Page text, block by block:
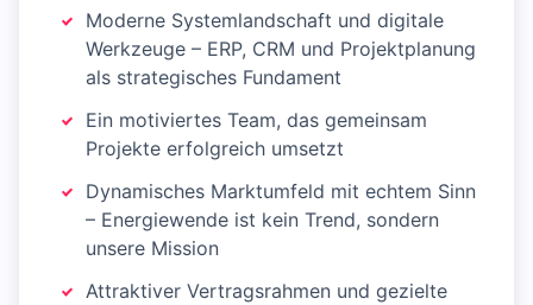
Moderne Systemlandschaft und digitale
Werkzeuge – ERP, CRM und Projektplanung
als strategisches Fundament
Ein motiviertes Team, das gemeinsam
Projekte erfolgreich umsetzt
Dynamisches Marktumfeld mit echtem Sinn
– Energiewende ist kein Trend, sondern
unsere Mission
Attraktiver Vertragsrahmen und gezielte